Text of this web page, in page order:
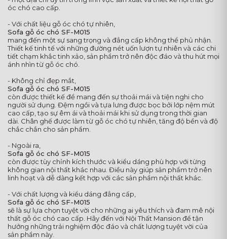
óc chó cao cấp.
- Với chất liệu gỗ óc chó tự nhiên,
Sofa gỗ óc chó SF-M015
mang đến một sự sang trọng và đẳng cấp không thể phủ nhận.
Thiết kế tinh tế với những đường nét uốn lượn tự nhiên và các chi
tiết chạm khắc tinh xảo, sản phẩm trở nên độc đáo và thu hút mọi
ánh nhìn từ gỗ óc chó.
- Không chỉ đẹp mắt,
Sofa gỗ óc chó SF-M015
còn được thiết kế để mang đến sự thoải mái và tiện nghi cho
người sử dụng. Đệm ngồi và tựa lưng được bọc bởi lớp nệm mút
cao cấp, tạo sự êm ái và thoải mái khi sử dụng trong thời gian
dài. Chân ghế được làm từ gỗ óc chó tự nhiên, tăng độ bền và độ
chắc chắn cho sản phẩm.
- Ngoài ra,
Sofa gỗ óc chó SF-M015
còn được tùy chỉnh kích thước và kiểu dáng phù hợp với từng
không gian nội thất khác nhau. Điều này giúp sản phẩm trở nên
linh hoạt và dễ dàng kết hợp với các sản phẩm nội thất khác.
- Với chất lượng và kiểu dáng đẳng cấp,
Sofa gỗ óc chó SF-M015
sẽ là sự lựa chọn tuyệt vời cho những ai yêu thích và đam mê nội
thất gỗ óc chó cao cấp. Hãy đến với Nội Thất Mansion để tận
hưởng những trải nghiệm độc đáo và chất lượng tuyệt vời của
sản phẩm này.